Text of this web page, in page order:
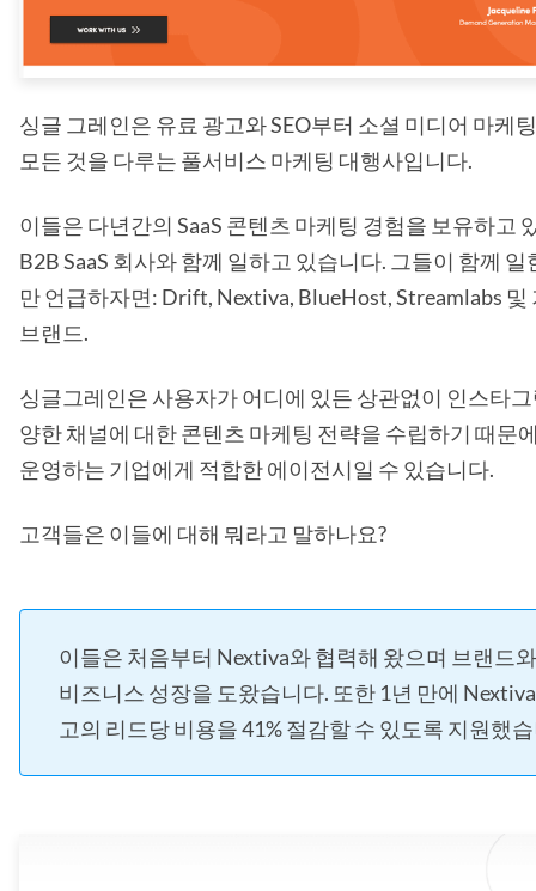
싱글 그레인은 유료 광고와 SEO부터 소셜 미디어 마케
모든 것을 다루는 풀서비스 마케팅 대행사입니다.
이들은 다년간의 SaaS 콘텐츠 마케팅 경험을 보유하고
B2B SaaS 회사와 함께 일하고 있습니다. 그들이 함께 일
만 언급하자면: Drift, Nextiva, BlueHost, Streamlabs 및
브랜드.
싱글그레인은 사용자가 어디에 있든 상관없이 인스타그
양한 채널에 대한 콘텐츠 마케팅 전략을 수립하기 때문
운영하는 기업에게 적합한 에이전시일 수 있습니다.
고객들은 이들에 대해 뭐라고 말하나요?
이들은 처음부터 Nextiva와 협력해 왔으며 브랜드
비즈니스 성장을 도왔습니다. 또한 1년 만에
고의 리드당 비용을 41% 절감할 수 있도록 지원했